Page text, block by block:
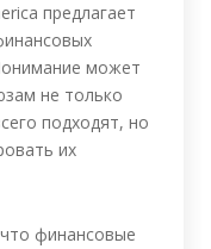
предлагает
может
не только
подходят, но
их
финансовые